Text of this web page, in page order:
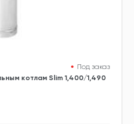
Под заказ
котлам Slim 1,400/1,490